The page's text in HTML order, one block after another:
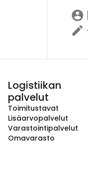
Logistiikan
palvelut
Toimitustavat
Lisäarvopalvelut
Varastointipalvelut
Omavarasto